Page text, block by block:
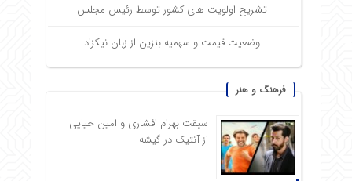
تشریح اولویت های کشور توسط رئیس مجلس
وضعیت قیمت و سهمیه بنزین از زبان نیکزاد
فرهنگ و هنر
سبقت بهرام افشاری و امین حیایی
از آنتیک در گیشه